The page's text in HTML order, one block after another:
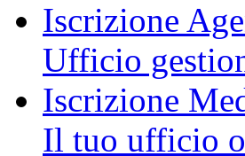
Iscrizione
Ufficio
Iscrizione
Il tuo ufficio